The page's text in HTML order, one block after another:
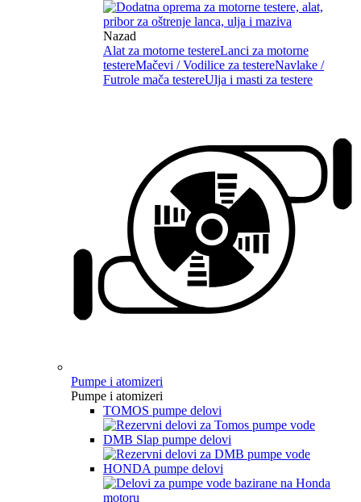
Nazad
Alat za motorne testereLanci za motorne
testereMačevi / Vodilice za testereNavlake /
Futrole mača testereUlja i masti za testere
Pumpe i atomizeri
Pumpe i atomizeri
TOMOS pumpe delovi
DMB Slap pumpe delovi
HONDA pumpe delovi